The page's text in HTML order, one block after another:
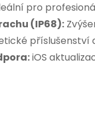
pro
(IP68):
příslušenství
iOS